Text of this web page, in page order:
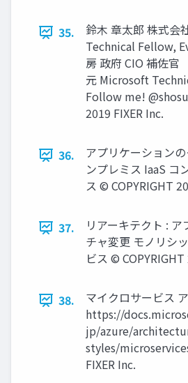
35.
鈴⽊ 章太郎 株式会
Technical Fellow,
房 政府 CIO 補佐官
元 Microsoft
Follow me!
2019 FIXER Inc.
36.
アプリケーション
ンプレミス IaaS コ
ス © COPYRIGHT
37.
リアーキテクト : ア
チャ変更 モノリシ
ビス ©
38.
マイクロサービス
https://
jp/azure/
styles/
FIXER Inc.